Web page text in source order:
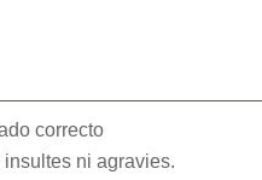
correcto
insultes ni agravies.